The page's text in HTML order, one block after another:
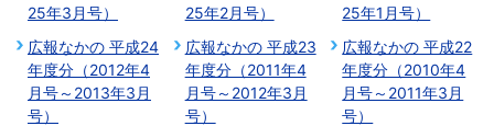
25年3月号）
25年2月号）
25年1月号）
広報なかの 平成24
年度分（2012年4
月号～2013年3月
号）
広報なかの 平成23
年度分（2011年4
月号～2012年3月
号）
広報なかの 平成22
年度分（2010年4
月号～2011年3月
号）